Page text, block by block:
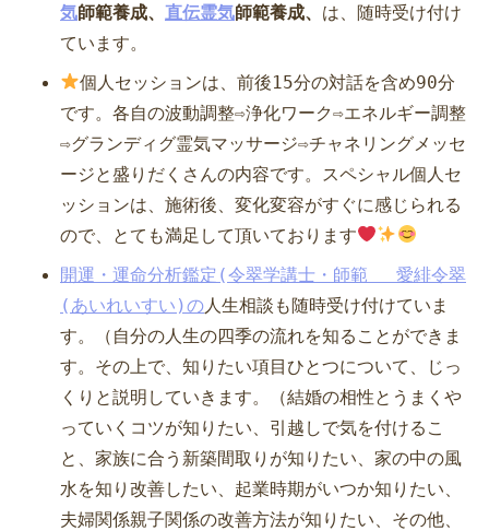
気師範養成、 直伝霊気師範養成、 は、随時受け付け
ています。
個人セッションは、前後15分の対話を含め90分
です。各自の波動調整⇨浄化ワーク⇨エネルギー調整
⇨グランディグ霊気マッサージ⇨チャネリングメッセ
ージと盛りだくさんの内容です。スペシャル個人セ
ッションは、施術後、変化変容がすぐに感じられる
ので、とても満足して頂いております
開運・運命分析鑑定(令翠学講士・師範 愛緋令翠
(あいれいすい)の人生相談 も随時受け付けていま
す。（自分の人生の四季の流れを知ることができま
す。その上で、知りたい項目ひとつについて、じっ
くりと説明していきます。（結婚の相性とうまくや
っていくコツが知りたい、引越しで気を付けるこ
と、家族に合う新築間取りが知りたい、家の中の風
水を知り改善したい、起業時期がいつか知りたい、
夫婦関係親子関係の改善方法が知りたい、その他、